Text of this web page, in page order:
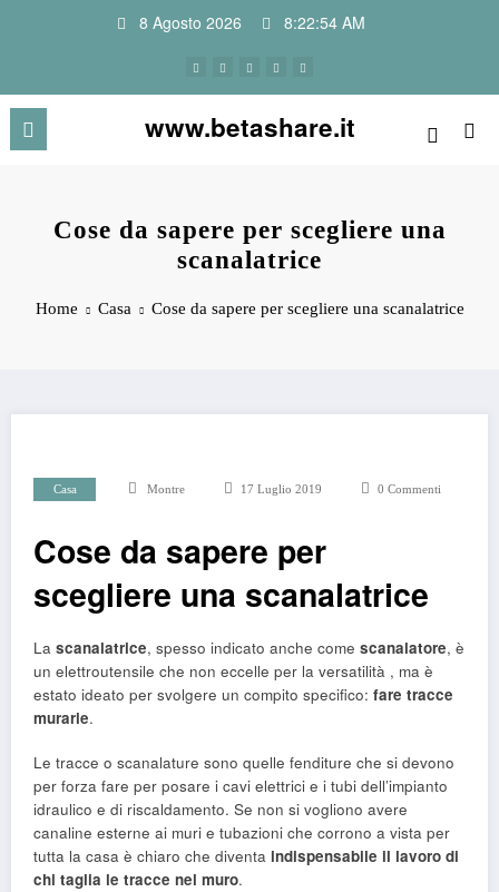
8 Agosto 2026 8:22:54 AM
www.betashare.it
Cose da sapere per scegliere una
scanalatrice
Home Casa Cose da sapere per scegliere una scanalatrice
Casa Montre 17 Luglio 2019 0 Commenti
Cose da sapere per
scegliere una scanalatrice
La scanalatrice, spesso indicato anche come scanalatore, è
un elettroutensile che non eccelle per la versatilità , ma è
estato ideato per svolgere un compito specifico: fare tracce
murarie.
Le tracce o scanalature sono quelle fenditure che si devono
per forza fare per posare i cavi elettrici e i tubi dell’impianto
idraulico e di riscaldamento. Se non si vogliono avere
canaline esterne ai muri e tubazioni che corrono a vista per
tutta la casa è chiaro che diventa indispensabile il lavoro di
chi taglia le tracce nel muro.